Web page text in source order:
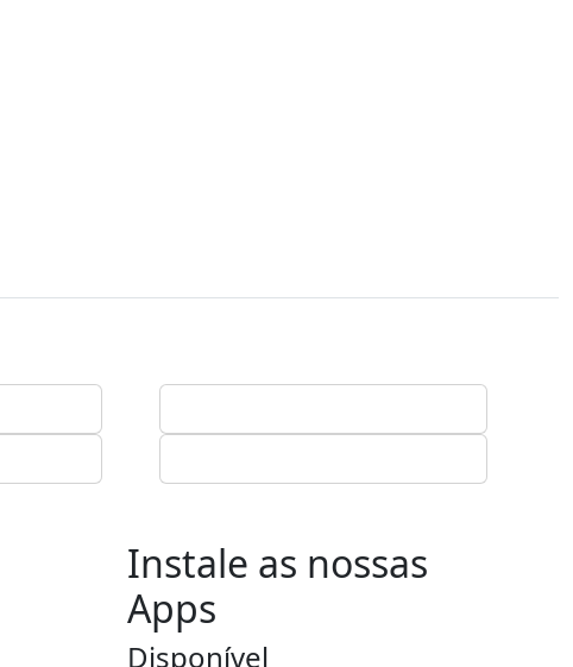
Instale as nossas
Apps
Disponível